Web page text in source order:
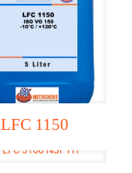
LFC 1150